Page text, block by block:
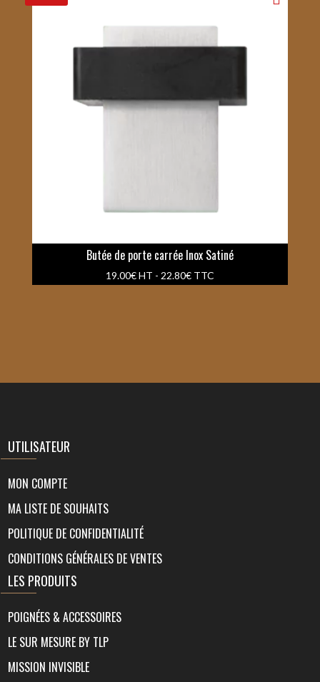
Butée de porte carrée Inox Satiné
19.00€HT - 22.80€TTC
UTILISATEUR
MON COMPTE
MA LISTE DE SOUHAITS
POLITIQUE DE CONFIDENTIALITÉ
CONDITIONS GÉNÉRALES DE VENTES
LES PRODUITS
POIGNÉES & ACCESSOIRES
LE SUR MESURE BY TLP
MISSION INVISIBLE